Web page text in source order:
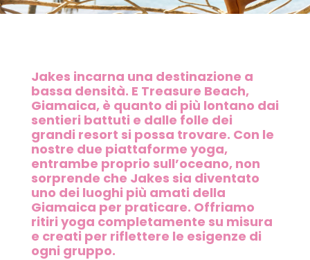
Jakes incarna una destinazione a
bassa densità. E Treasure Beach,
Giamaica, è quanto di più lontano dai
sentieri battuti e dalle folle dei
grandi resort si possa trovare. Con le
nostre due piattaforme yoga,
entrambe proprio sull’oceano, non
sorprende che Jakes sia diventato
uno dei luoghi più amati della
Giamaica per praticare. Offriamo
ritiri yoga completamente su misura
e creati per riflettere le esigenze di
ogni gruppo.